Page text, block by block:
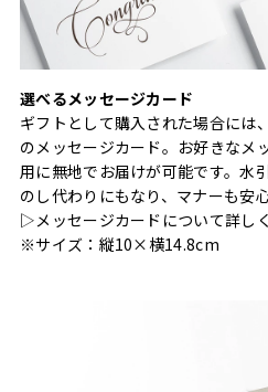
選べるメッセージカード
ギフトとして購入された場合には
のメッセージカード。お好きなメ
用に無地でお届けが可能です。水
のし代わりにもなり、マナーも安心
▷メッセージカードについて詳し
※サイズ：縦10×横14.8cm